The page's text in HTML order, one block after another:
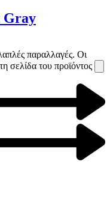
Gray
παραλλαγές. Οι
σελίδα του προϊόντος